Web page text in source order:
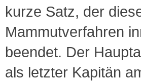
kurze Satz, der
Mammutverfahren
beendet. Der
als letzter Kapitän